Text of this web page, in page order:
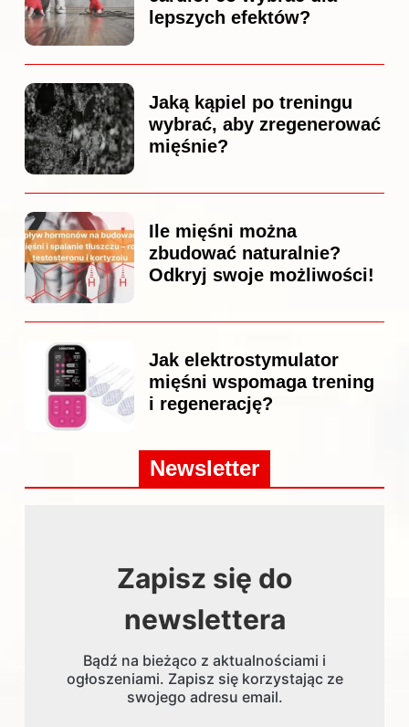
lepszych efektów?
Jaką kąpiel po treningu
wybrać, aby zregenerować
mięśnie?
Ile mięśni można
zbudować naturalnie?
Odkryj swoje możliwości!
Jak elektrostymulator
mięśni wspomaga trening
i regenerację?
Newsletter
Zapisz się do
newslettera
Bądź na bieżąco z aktualnościami i
ogłoszeniami. Zapisz się korzystając ze
swojego adresu email.